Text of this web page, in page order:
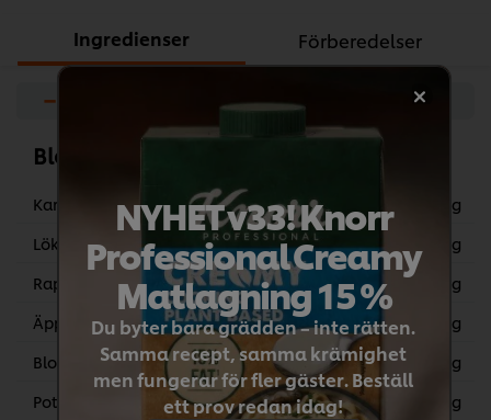
Ingredienser Förberedelser
−
Blomkålsoppan
Kardemumma
3 g
Lök, tärnad
200 g
Rapsolja
60 g
Äpple utan skal
300 g
Blomkål, i buketter
1 kg
Potatis, skalad
429 g
NYHET v33! Knorr
Professional Creamy
Matlagning 15 %
Du byter bara grädden – inte rätten.
Samma recept, samma krämighet
men fungerar för fler gäster. Beställ
ett prov redan idag!